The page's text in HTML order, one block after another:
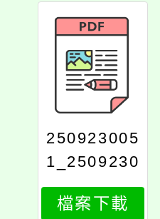
250923005
1_2509230
051_attach
1
檔案下載